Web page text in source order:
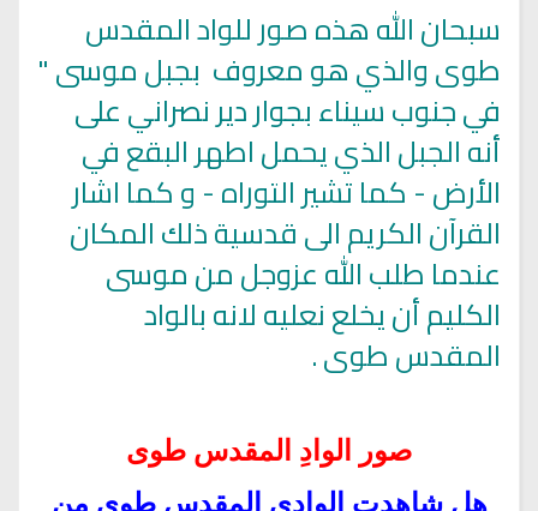
سبحان الله هذه صور للواد المقدس
طوى والذي هو معروف بجبل موسى "
في جنوب سيناء بجوار دير نصراني على
أنه الجبل الذي يحمل اطهر البقع في
الأرض - كما تشير التوراه - و كما اشار
القرآن الكريم الى قدسية ذلك المكان
عندما طلب الله عزوجل من موسى
الكليم أن يخلع نعليه لانه بالواد
المقدس طوى .
صور الوادِ المقدس طوى
هل شاهدت الوادى المقدس طوى من